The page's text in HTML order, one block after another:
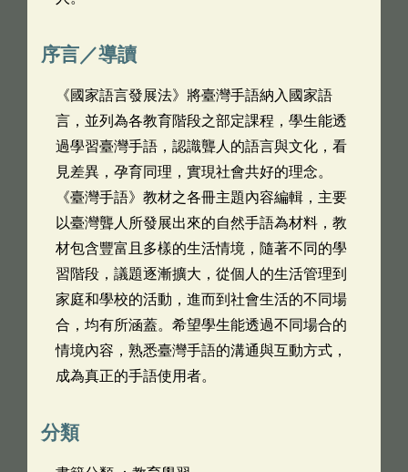
序言／導讀
《國家語言發展法》將臺灣手語納入國家語
言，並列為各教育階段之部定課程，學生能透
過學習臺灣手語，認識聾人的語言與文化，看
見差異，孕育同理，實現社會共好的理念。
《臺灣手語》教材之各冊主題內容編輯，主要
以臺灣聾人所發展出來的自然手語為材料，教
材包含豐富且多樣的生活情境，隨著不同的學
習階段，議題逐漸擴大，從個人的生活管理到
家庭和學校的活動，進而到社會生活的不同場
合，均有所涵蓋。希望學生能透過不同場合的
情境內容，熟悉臺灣手語的溝通與互動方式，
成為真正的手語使用者。
分類